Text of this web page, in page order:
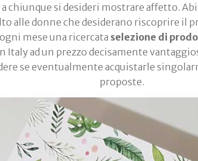
chiunque si desideri mostrare affetto.
alle donne che desiderano riscoprire il
mese una ricercata selezione di
Italy ad un prezzo decisamente
se eventualmente acquistarle
proposte.